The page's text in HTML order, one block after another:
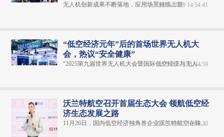
无人机创新成果不断落地，应用场景持续上新2025-07-29 14:54:41
“低空经济元年”后的首场世界无人机大
会，热议“安全健康”
“2025第九届世界无人机大会暨国际低空经济与无人...
2025-05-26 11:44:59
沃兰特航空召开首届生态大会 领航低空经
济生态发展之路
11月26日，国内低空经济独角兽企业沃兰特航空在珠...
2025-11-27 17:04:30